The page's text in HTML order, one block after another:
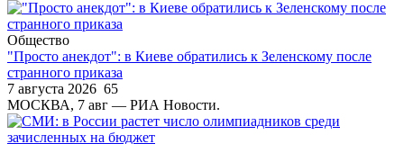
Общество
"Просто анекдот": в Киеве обратились к Зеленскому после
странного приказа
7 августа 2026 65
МОСКВА, 7 авг — РИА Новости.